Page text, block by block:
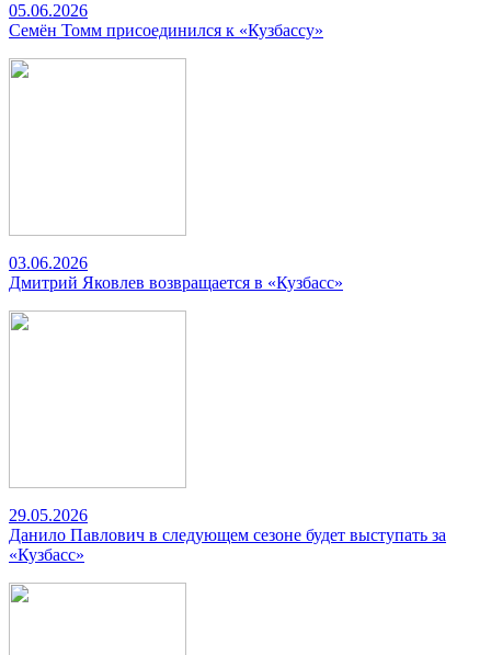
05.06.2026
Семён Томм присоединился к «Кузбассу»
03.06.2026
Дмитрий Яковлев возвращается в «Кузбасс»
29.05.2026
Данило Павлович в следующем сезоне будет выступать за
«Кузбасс»